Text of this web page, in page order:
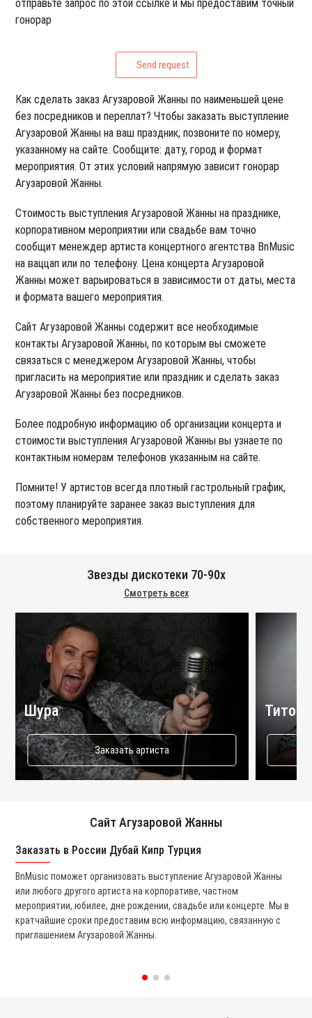
отправьте запрос по этой ссылке и мы предоставим точный
гонорар
Send request
Как сделать заказ Агузаровой Жанны по наименьшей цене
без посредников и переплат? Чтобы заказать выступление
Агузаровой Жанны на ваш праздник, позвоните по номеру,
указанному на сайте. Сообщите: дату, город и формат
мероприятия. От этих условий напрямую зависит гонорар
Агузаровой Жанны.
Стоимость выступления Агузаровой Жанны на празднике,
корпоративном мероприятии или свадьбе вам точно
сообщит менеждер артиста концертного агентства BnMusic
на ваццап или по телефону. Цена концерта Агузаровой
Жанны может варьироваться в зависимости от даты, места
и формата вашего мероприятия.
Сайт Агузаровой Жанны содержит все необходимые
контакты Агузаровой Жанны, по которым вы сможете
связаться с менеджером Агузаровой Жанны, чтобы
пригласить на мероприятие или праздник и сделать заказ
Агузаровой Жанны без посредников.
Более подробную информацию об организации концерта и
стоимости выступления Агузаровой Жанны вы узнаете по
контактным номерам телефонов указанным на сайте.
Помните! У артистов всегда плотный гастрольный график,
поэтому планируйте заранее заказ выступления для
собственного мероприятия.
Смотреть всех
Звезды дискотеки 70-90х
Шура
Заказать артиста
Сайт Агузаровой Жанны
Заказать в России Дубай Кипр Турция
BnMusic поможет организовать выступление Агузаровой Жанны
или любого другого артиста на корпоративе, частном
мероприятии, юбилее, дне рождении, свадьбе или концерте. Мы в
кратчайшие сроки предоставим всю информацию, связанную с
приглашением Агузаровой Жанны.